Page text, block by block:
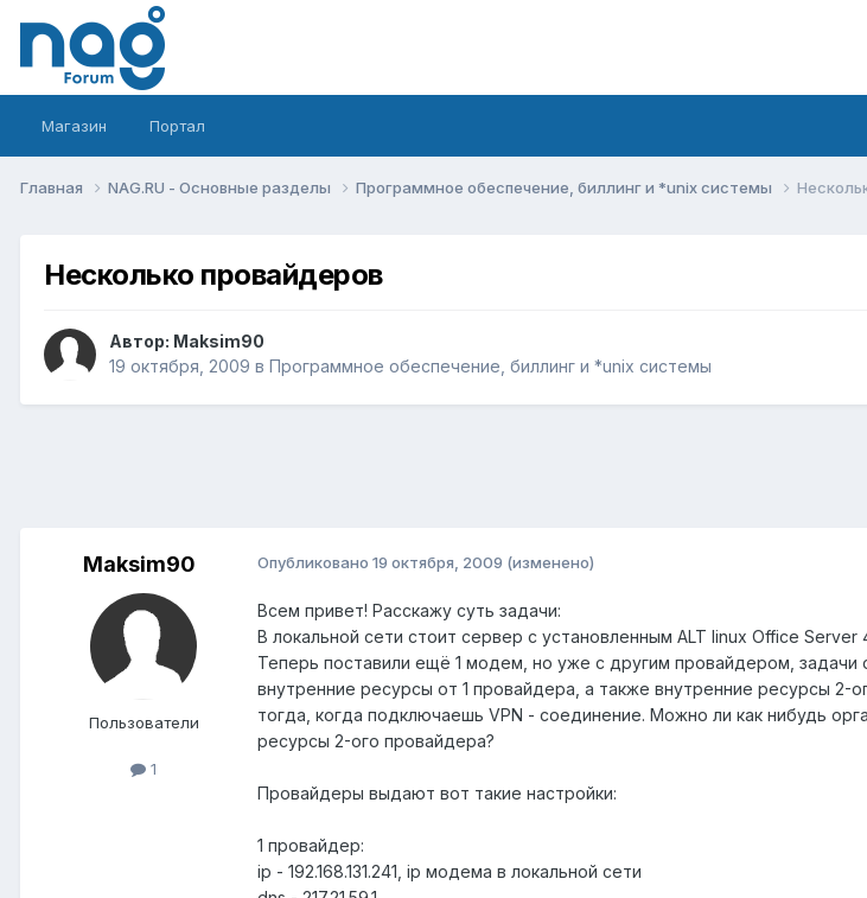
Магазин Портал
Главная NAG.RU - Основные разделы Программное обеспечение, биллинг и *unix системы
Несколько провайдеров
Автор: Maksim90
19 октября, 2009 в Программное обеспечение, биллинг и *unix системы
Maksim90
Пользователи
1
Опубликовано 19 октября, 2009 (изменено)
Всем привет! Расскажу суть задачи:
В локальной сети стоит сервер с установленным ALT linux Office
Теперь поставили ещё 1 модем, но уже с другим провайдером,
внутренние ресурсы от 1 провайдера, а также внутренние ресурсы
тогда, когда подключаешь VPN - соединение. Можно ли как нибудь
ресурсы 2-ого провайдера?
Провайдеры выдают вот такие настройки:
1 провайдер:
ip - 192.168.131.241, ip модема в локальной сети